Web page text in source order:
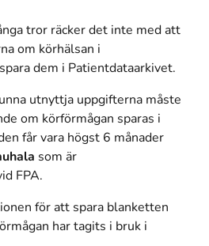
tror räcker det inte med att
om körhälsan i
dem i Patientdataarkivet.
utnyttja uppgifterna måste
om körförmågan sparas i
får vara högst 6 månader
som är
FPA.
för att spara blanketten
har tagits i bruk i